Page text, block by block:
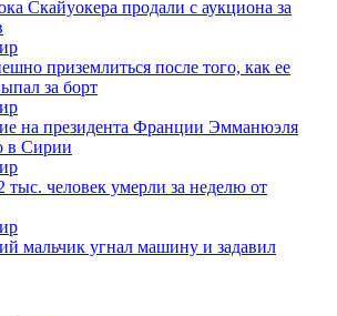
Скайуокера продали с аукциона за
приземлиться после того, как ее
за борт
на президента Франции Эмманюэля
в Сирии
человек умерли за неделю от
мальчик угнал машину и задавил